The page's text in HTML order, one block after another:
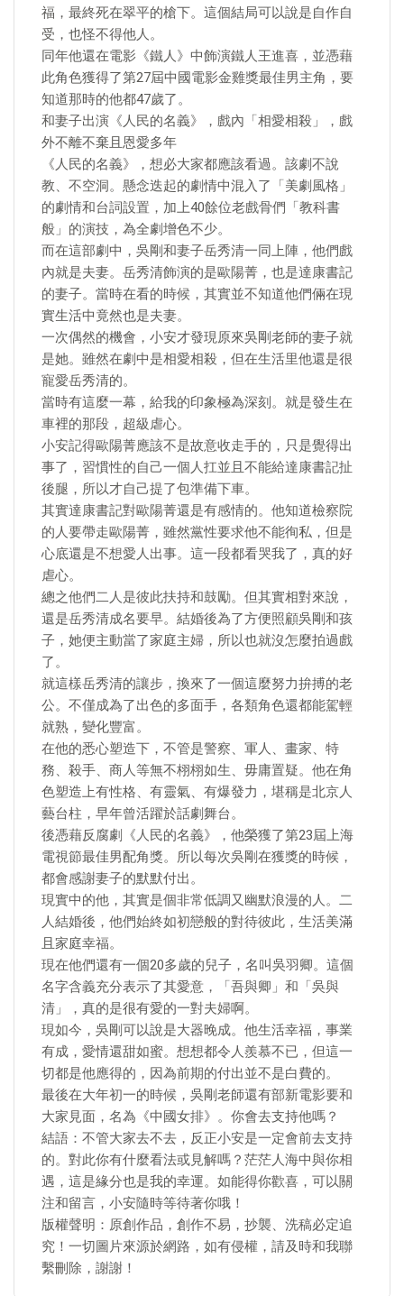
福，最終死在翠平的槍下。這個結局可以說是自作自
受，也怪不得他人。
同年他還在電影《鐵人》中飾演鐵人王進喜，並憑藉
此角色獲得了第27屆中國電影金雞獎最佳男主角，要
知道那時的他都47歲了。
和妻子出演《人民的名義》，戲內「相愛相殺」，戲
外不離不棄且恩愛多年
《人民的名義》，想必大家都應該看過。該劇不說
教、不空洞。懸念迭起的劇情中混入了「美劇風格」
的劇情和台詞設置，加上40餘位老戲骨們「教科書
般」的演技，為全劇增色不少。
而在這部劇中，吳剛和妻子岳秀清一同上陣，他們戲
內就是夫妻。岳秀清飾演的是歐陽菁，也是達康書記
的妻子。當時在看的時候，其實並不知道他們倆在現
實生活中竟然也是夫妻。
一次偶然的機會，小安才發現原來吳剛老師的妻子就
是她。雖然在劇中是相愛相殺，但在生活里他還是很
寵愛岳秀清的。
當時有這麼一幕，給我的印象極為深刻。就是發生在
車裡的那段，超級虐心。
小安記得歐陽菁應該不是故意收走手的，只是覺得出
事了，習慣性的自己一個人扛並且不能給達康書記扯
後腿，所以才自己提了包準備下車。
其實達康書記對歐陽菁還是有感情的。他知道檢察院
的人要帶走歐陽菁，雖然黨性要求他不能徇私，但是
心底還是不想愛人出事。這一段都看哭我了，真的好
虐心。
總之他們二人是彼此扶持和鼓勵。但其實相對來說，
還是岳秀清成名要早。結婚後為了方便照顧吳剛和孩
子，她便主動當了家庭主婦，所以也就沒怎麼拍過戲
了。
就這樣岳秀清的讓步，換來了一個這麼努力拚搏的老
公。不僅成為了出色的多面手，各類角色還都能駕輕
就熟，變化豐富。
在他的悉心塑造下，不管是警察、軍人、畫家、特
務、殺手、商人等無不栩栩如生、毋庸置疑。他在角
色塑造上有性格、有靈氣、有爆發力，堪稱是北京人
藝台柱，早年曾活躍於話劇舞台。
後憑藉反腐劇《人民的名義》，他榮獲了第23屆上海
電視節最佳男配角獎。所以每次吳剛在獲獎的時候，
都會感謝妻子的默默付出。
現實中的他，其實是個非常低調又幽默浪漫的人。二
人結婚後，他們始終如初戀般的對待彼此，生活美滿
且家庭幸福。
現在他們還有一個20多歲的兒子，名叫吳羽卿。這個
名字含義充分表示了其愛意，「吾與卿」和「吳與
清」，真的是很有愛的一對夫婦啊。
現如今，吳剛可以說是大器晚成。他生活幸福，事業
有成，愛情還甜如蜜。想想都令人羨慕不已，但這一
切都是他應得的，因為前期的付出並不是白費的。
最後在大年初一的時候，吳剛老師還有部新電影要和
大家見面，名為《中國女排》。你會去支持他嗎？
結語：不管大家去不去，反正小安是一定會前去支持
的。對此你有什麼看法或見解嗎？茫茫人海中與你相
遇，這是緣分也是我的幸運。如能得你歡喜，可以關
注和留言，小安隨時等待著你哦！
版權聲明：原創作品，創作不易，抄襲、洗稿必定追
究！一切圖片來源於網路，如有侵權，請及時和我聯
繫刪除，謝謝！